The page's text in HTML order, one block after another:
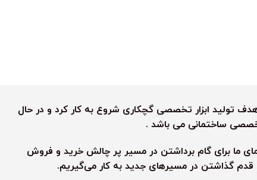
رنگین کمان به هدف تولید ابزار تخصصی گچکاری شروع به کار کرد و در حال
تخصصی ساختمانی می باشد .
ما برای گام برداشتن در مسیر پر چالش خرید و فروش
قدم گذاشتن در مسیرهای جدید به کار می‌گیریم.